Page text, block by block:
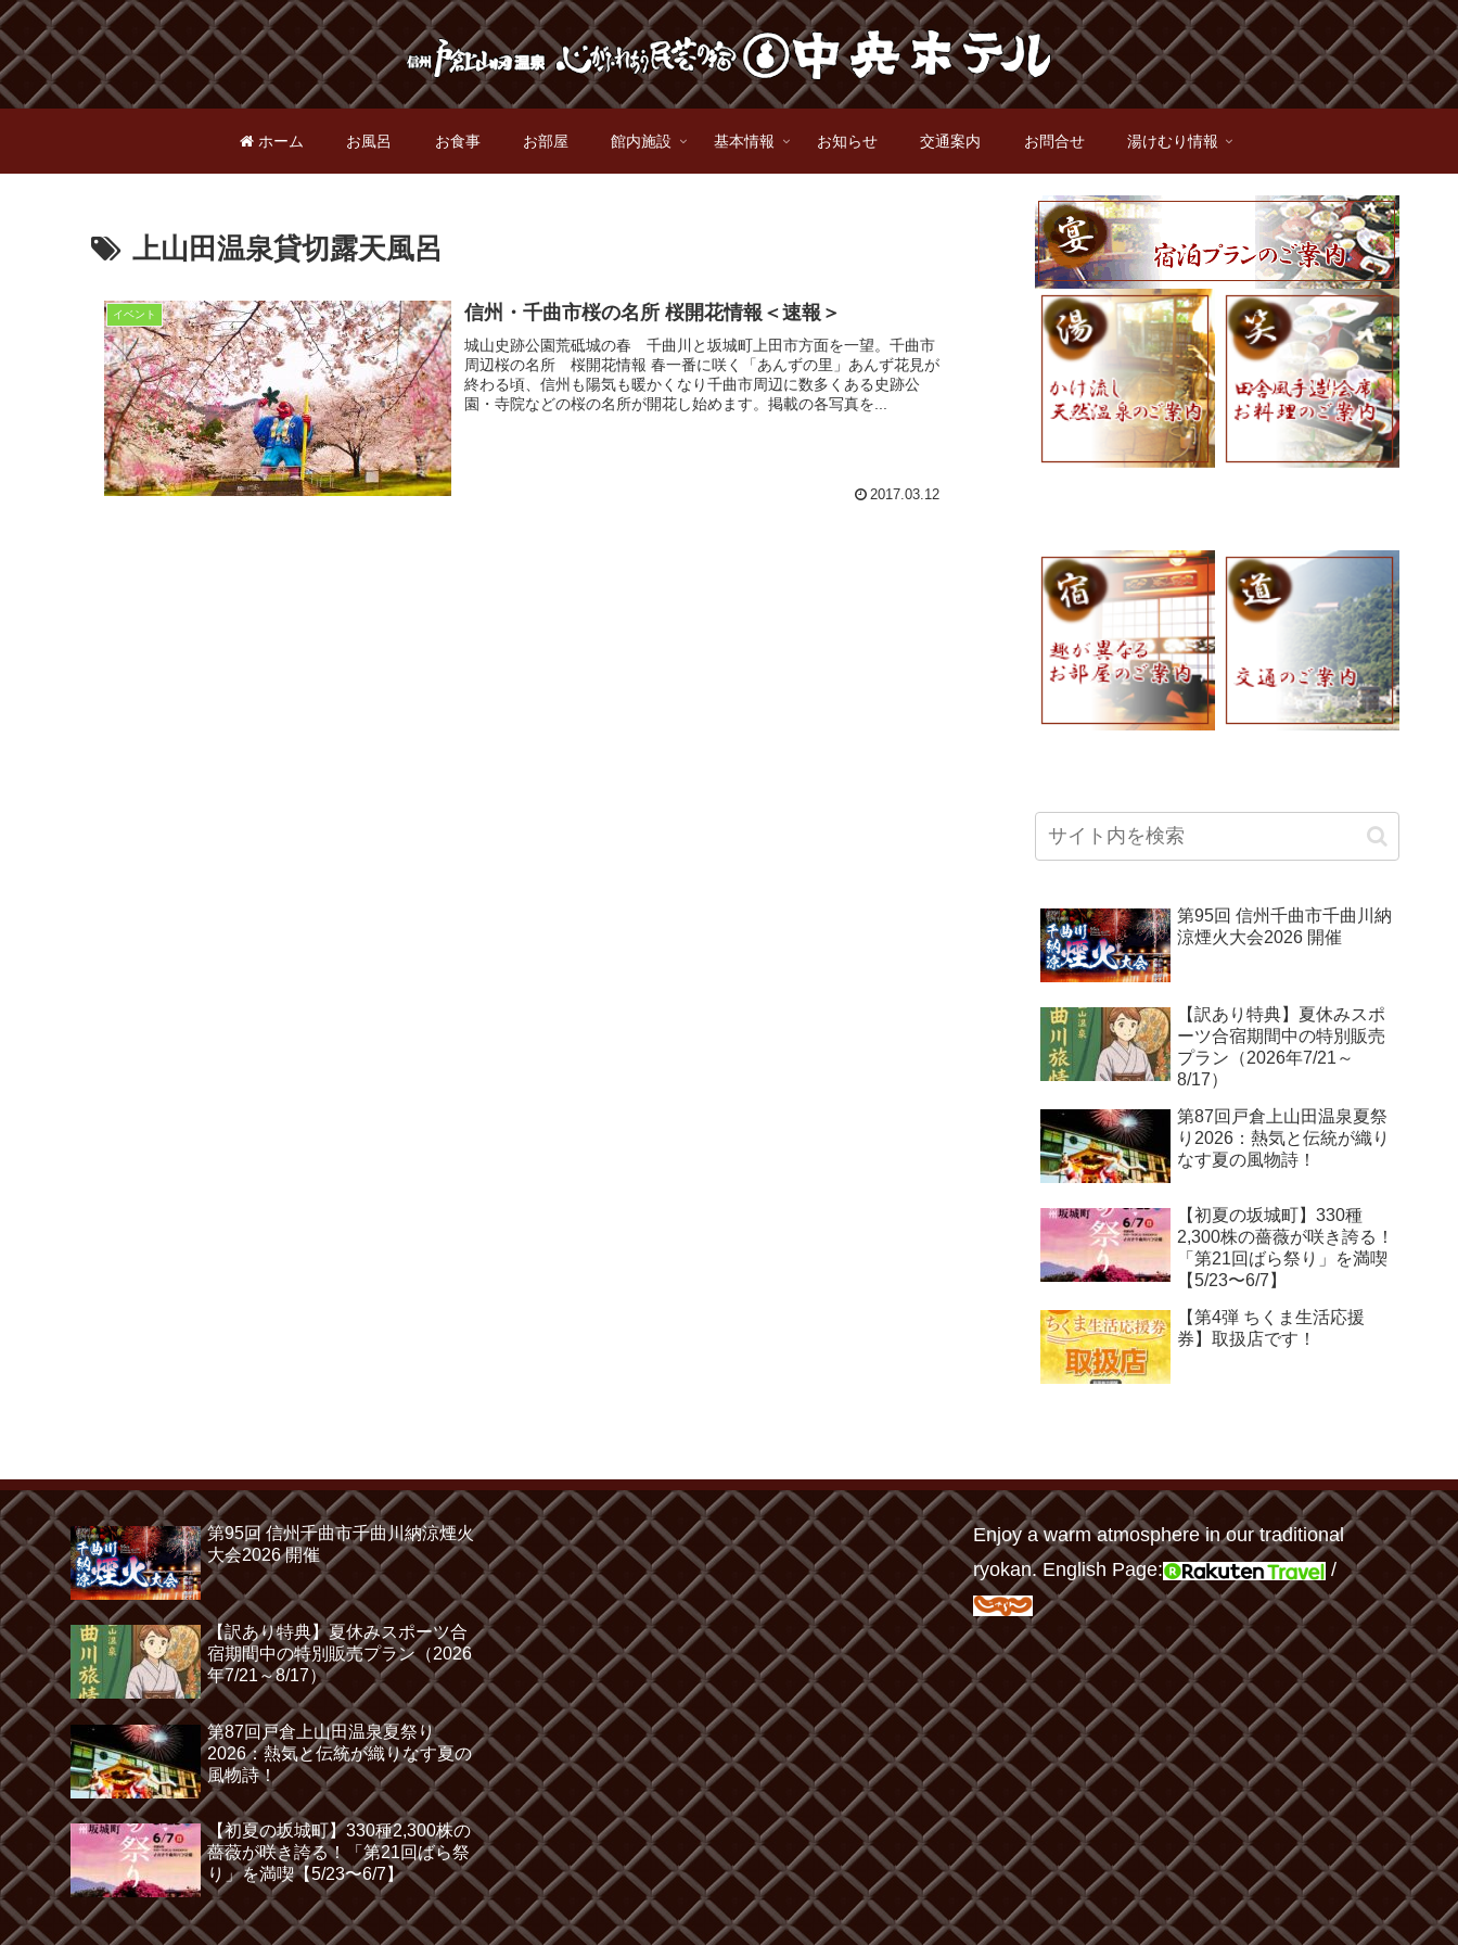
ホーム お風呂 お食事 お部屋 館内施設 基本情報 お知らせ 交通案内 お問合せ 湯けむり情報
上山田温泉貸切露天風呂
イベント 信州・千曲市桜の名所 桜開花情報＜速報＞
城山史跡公園荒砥城の春 千曲川と坂城町上田市方面を一望。千曲市
周辺桜の名所 桜開花情報 春一番に咲く「あんずの里」あんず花見が
終わる頃、信州も陽気も暖かくなり千曲市周辺に数多くある史跡公
園・寺院などの桜の名所が開花し始めます。掲載の各写真を...
2017.03.12
第95回 信州千曲市千曲川納
涼煙火大会2026 開催
【訳あり特典】夏休みスポ
ーツ合宿期間中の特別販売
プラン（2026年7/21～
8/17）
第87回戸倉上山田温泉夏祭
り2026：熱気と伝統が織り
なす夏の風物詩！
【初夏の坂城町】330種
2,300株の薔薇が咲き誇る！
「第21回ばら祭り」を満喫
【5/23〜6/7】
【第4弾 ちくま生活応援
券】取扱店です！
第95回 信州千曲市千曲川納涼煙火
大会2026 開催
【訳あり特典】夏休みスポーツ合
宿期間中の特別販売プラン（2026
年7/21～8/17）
第87回戸倉上山田温泉夏祭り
2026：熱気と伝統が織りなす夏の
風物詩！
【初夏の坂城町】330種2,300株の
薔薇が咲き誇る！「第21回ばら祭
り」を満喫【5/23〜6/7】
Enjoy a warm atmosphere in our traditional
ryokan. English Page:
/